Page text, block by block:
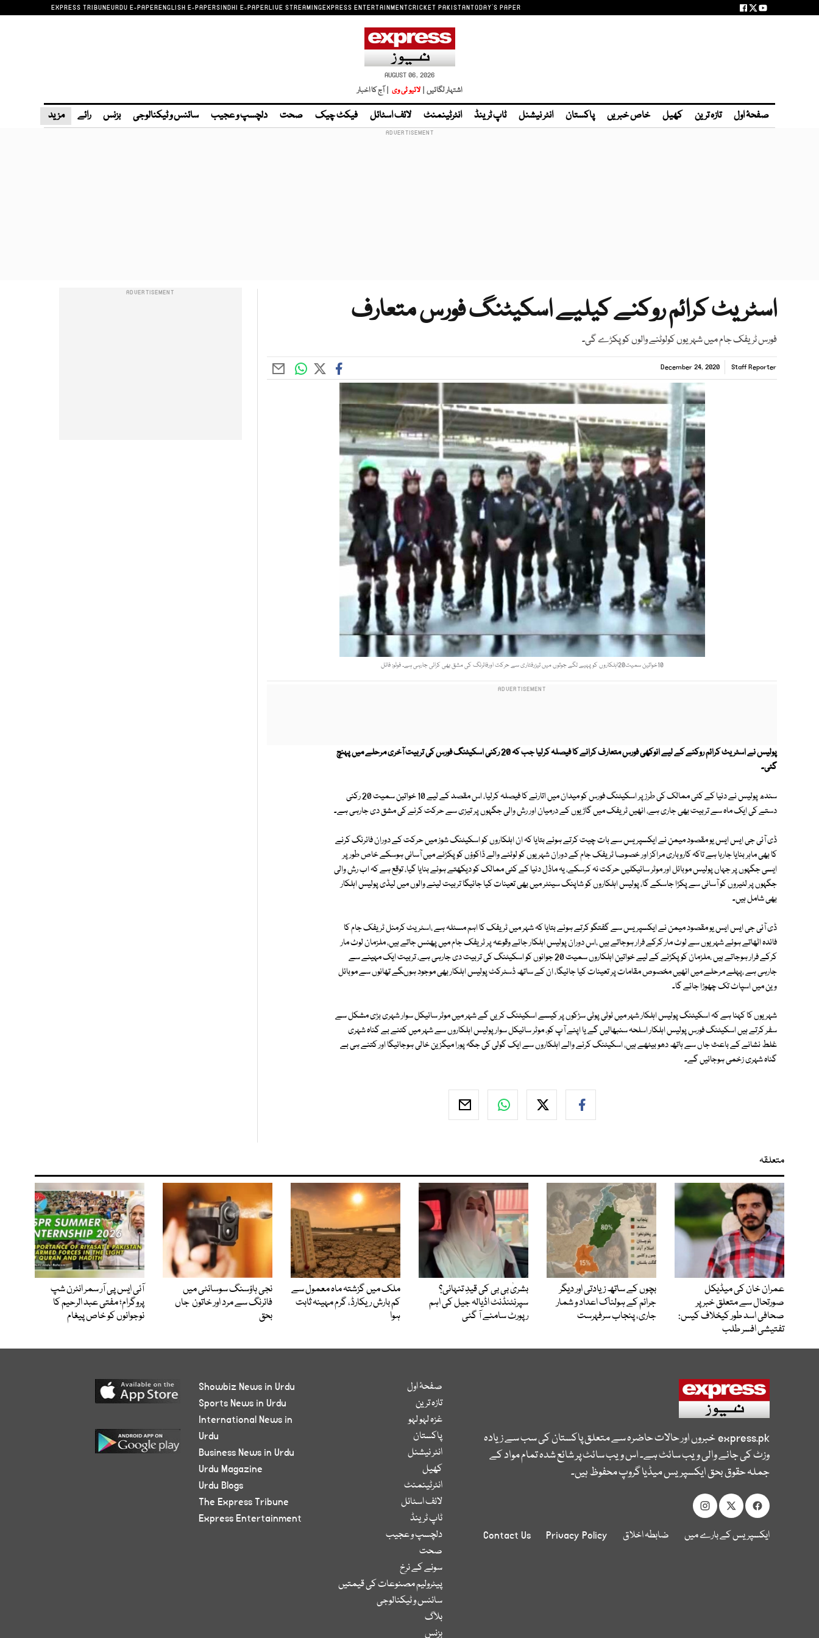
EXPRESS TRIBUNEURDU E-PAPERENGLISH E-PAPERSINDHI E-PAPERLIVE STREAMINGEXPRESS ENTERTAINMENTCRICKET PAKISTANTODAY'S PAPER
AUGUST 06, 2026
اشتہار لگائیں | لائیو ٹی وی | آج کا اخبار
صفحۂ اول تازہ ترین کھیل خاص خبریں پاکستان انٹر نیشنل ٹاپ ٹرینڈ انٹرٹینمنٹ لائف اسٹائل فیکٹ چیک صحت دلچسپ و عجیب سائنس و ٹیکنالوجی بزنس رائے مزید
اسٹریٹ کرائم روکنے کیلیے اسکیٹنگ فورس متعارف
فورس ٹریفک جام میں شہریوں کولوٹنے والوں کوپکڑے گی۔
Staff Reporter
December 24, 2020
10خواتین سمیت20اہلکاروں کوپہیے لگے جوتوں میں تیزرفتاری سے حرکت اورفائرنگ کی مشق بھی کرائی جارہی ہے۔ فوٹو: فائل
پولیس نے اسٹریٹ کرائم روکنے کے لیے انوکھی فورس متعارف کرانے کا فیصلہ کرلیا جب کہ 20 رکنی اسکیٹنگ فورس کی تربیت آخری مرحلے میں پہنچ
گئی۔
سندھ پولیس نے دنیا کے کئی ممالک کی طرز پر اسکیٹنگ فورس کو میدان میں اتارنے کا فیصلہ کرلیا، اس مقصد کے لیے 10 خواتین سمیت 20 رکنی
دستے کی ایک ماہ سے تربیت بھی جاری ہے، انھیں ٹریفک میں گاڑیوں کے درمیان اور رش والی جگہوں پر تیزی سے حرکت کرنے کی مشق دی جارہی ہے۔
ڈی آئی جی ایس ایس یو مقصود میمن نے ایکسپریس سے بات چیت کرتے ہوئے بتایا کہ ان اہلکاروں کو اسکیٹنگ شوز میں حرکت کے دوران فائرنگ کرنے
کا بھی ماہر بنایا جارہا ہے تاکہ کاروباری مراکز اور خصوصا ٹریفک جام کے دوران شہریوں کو لوٹنے والے ڈاکوؤں کو پکڑنے میں آسانی ہوسکے خاص طور پر
ایسی جگہوں پر جہاں پولیس موبائل اور موٹر سائیکلیں حرکت نہ کرسکے، یہ ماڈل دنیا کے کئی ممالک کو دیکھتے ہوئے بنایا گیا، توقع ہے کہ اب رش والی
جگہوں پر لٹیروں کو آسانی سے پکڑا جاسکے گا، پولیس اہلکاروں کو شاپنگ سینٹر میں بھی تعینات کیا جائیگا تربیت لینے والوں میں لیڈی پولیس اہلکار
بھی شامل ہیں۔
ڈی آئی جی ایس ایس یو مقصود میمن نے ایکسپریس سے گفتگو کرتے ہوئے بتایا کہ شہر میں ٹریفک کا اہم مسئلہ ہے ،اسٹریٹ کرمنل ٹریفک جام کا
فائدہ اٹھاتے ہوئے شہریوں سے لوٹ مار کرکے فرار ہوجاتے ہیں ،اس دوران پولیس اہلکار جائے وقوعہ پر ٹریفک جام میں پھنس جاتے ہیں، ملزمان لوٹ مار
کرکے فرار ہوجاتے ہیں ،ملزمان کو پکڑنے کے لیے خواتین اہلکاروں سمیت 20 جوانوں کو اسکیٹنگ کی تربیت دی جارہی ہے، تربیت ایک مہینے سے
جارہی ہے ،پہلے مرحلے میں انھیں مخصوص مقامات پر تعینات کیا جائیگا، ان کے ساتھ ڈسٹرکٹ پولیس اہلکار بھی موجود ہوںگے تھانوں سے موبائل
وین میں اسپاٹ تک چھوڑا جائے گا۔
شہریوں کا کہنا ہے کہ اسکیٹنگ پولیس اہلکار شہر میں ٹوٹی پوٹی سڑکوں پر کیسے اسکیٹنگ کریں گے شہر میں موٹر سائیکل سوار شہری بڑی مشکل سے
سفر کرتے ہیں اسکیٹنگ فورس پولیس اہلکار اسلحہ سنبھالیں گے یا اپنے آپ کو، موٹر سائیکل سوار پولیس اہلکاروں سے شہر میں کتنے بے گناہ شہری
غلط نشانے کے باعث جاں سے ہاتھ دھو بیٹھے ہیں، اسکیٹنگ کرنے والے اہلکاروں سے ایک گولی کی جگہ پورا میگزین خالی ہوجائیگا اور کتنے ہی بے
گناہ شہری زخمی ہوجائیں گے۔
متعلقہ
عمران خان کی میڈیکل
صورتحال سے متعلق خبر پر
صحافی اسد طور کیخلاف کیس:
تفتیشی افسر طلب
بچوں کے ساتھ زیادتی اور دیگر
جرائم کے ہولناک اعداد و شمار
جاری، پنجاب سرفہرست
بشریٰ بی بی کی قیدِ تنہائی؟
سپرنٹنڈنٹ اڈیالہ جیل کی اہم
رپورٹ سامنے آ گئی
ملک میں گزشتہ ماہ معمول سے
کم بارش ریکارڈ، گرم مہینہ ثابت
ہوا
نجی ہاؤسنگ سوسائٹی میں
فائرنگ سے مرد اور خاتون جاں
بحق
آئی ایس پی آر سمر انٹرن شپ
پروگرام؛ مفتی عبد الرحیم کا
نوجوانوں کو خاص پیغام
express.pkخبروں اور حالات حاضرہ سے متعلق پاکستان کی سب سے زیادہ
وزٹ کی جانے والی ویب سائٹ ہے۔ اس ویب سائٹ پر شائع شدہ تمام مواد کے
جملہ حقوق بحق ایکسپریس میڈیا گروپ محفوظ ہیں۔
ایکسپریس کے بارے میں ضابطہ اخلاق Privacy Policy
Contact Us
صفحۂ اول
تازہ ترین
غزہ لہو لہو
پاکستان
انٹر نیشنل
کھیل
انٹرٹینمنٹ
لائف اسٹائل
ٹاپ ٹرینڈ
دلچسپ و عجیب
صحت
سونے کے نرخ
پیٹرولیم مصنوعات کی قیمتیں
سائنس و ٹیکنالوجی
بلاگ
بزنس
Showbiz News in Urdu
Sports News in Urdu
International News in
Urdu
Business News in Urdu
Urdu Magazine
Urdu Blogs
The Express Tribune
Express Entertainment